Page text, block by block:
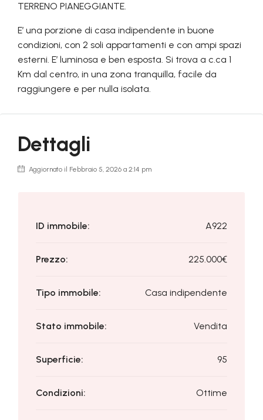
TERRENO PIANEGGIANTE.
E’ una porzione di casa indipendente in buone
condizioni, con 2 soli appartamenti e con ampi spazi
esterni. E’ luminosa e ben esposta. Si trova a c.ca 1
Km dal centro, in una zona tranquilla, facile da
raggiungere e per nulla isolata.
Dettagli
Aggiornato il Febbraio 5, 2026 a 2:14 pm
ID immobile: A922
Prezzo: 225.000€
Tipo immobile: Casa indipendente
Stato immobile: Vendita
Superficie: 95
Condizioni: Ottime